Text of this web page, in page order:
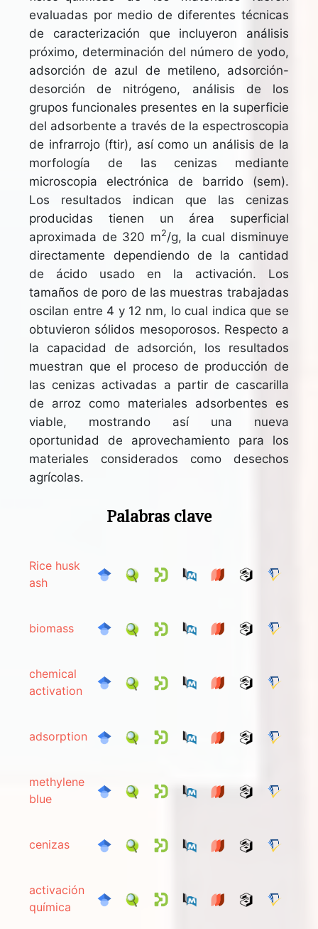
evaluadas por medio de diferentes técnicas
de caracterización que incluyeron análisis
próximo, determinación del número de yodo,
adsorción de azul de metileno, adsorción-
desorción de nitrógeno, análisis de los
grupos funcionales presentes en la superficie
del adsorbente a través de la espectroscopia
de infrarrojo (ftir), así como un análisis de la
morfología de las cenizas mediante
microscopia electrónica de barrido (sem).
Los resultados indican que las cenizas
producidas tienen un área superficial
aproximada de 320 m2/g, la cual disminuye
directamente dependiendo de la cantidad
de ácido usado en la activación. Los
tamaños de poro de las muestras trabajadas
oscilan entre 4 y 12 nm, lo cual indica que se
obtuvieron sólidos mesoporosos. Respecto a
la capacidad de adsorción, los resultados
muestran que el proceso de producción de
las cenizas activadas a partir de cascarilla
de arroz como materiales adsorbentes es
viable, mostrando así una nueva
oportunidad de aprovechamiento para los
materiales considerados como desechos
agrícolas.
Palabras clave
Rice husk
ash
biomass
chemical
activation
adsorption
methylene
blue
cenizas
activación
química